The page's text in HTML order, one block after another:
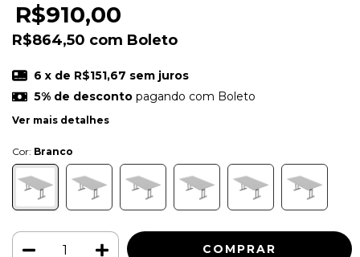
R$910,00
R$864,50 com Boleto
6 x de R$151,67 sem juros
5% de descontopagando com Boleto
Ver mais detalhes
Cor: Branco